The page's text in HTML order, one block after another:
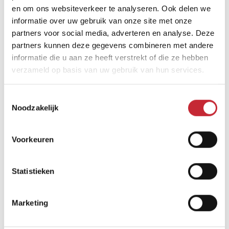
en om ons websiteverkeer te analyseren. Ook delen we
informatie over uw gebruik van onze site met onze
partners voor social media, adverteren en analyse. Deze
partners kunnen deze gegevens combineren met andere
informatie die u aan ze heeft verstrekt of die ze hebben
verzameld op basis van uw gebruik van hun services.
Noodzakelijk
Voorkeuren
Statistieken
Marketing
Vind een dealer
Vergelijkbare producten